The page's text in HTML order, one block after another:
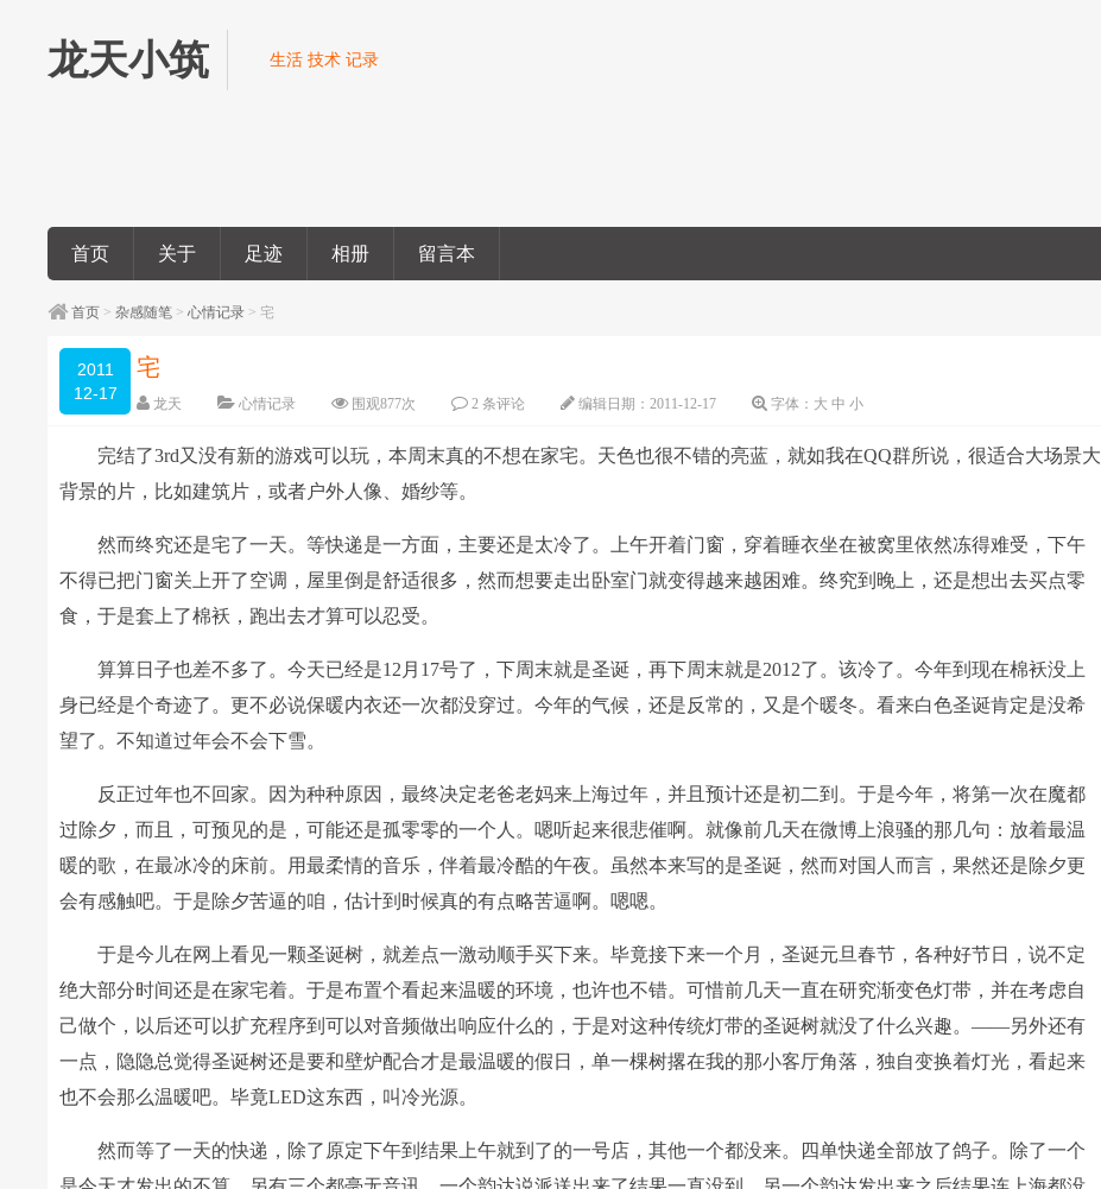
龙天小筑 生活 技术 记录
首页 关于 足迹 相册 留言本
首页 >杂感随笔 >心情记录 > 宅
2011
12-17
宅
龙天 心情记录 围观877次 2 条评论 编辑日期：2011-12-17 字体： 大 中 小
完结了3rd又没有新的游戏可以玩，本周末真的不想在家宅。天色也很不错的亮蓝，就如我在QQ群所说，很适合大场景大
背景的片，比如建筑片，或者户外人像、婚纱等。
然而终究还是宅了一天。等快递是一方面，主要还是太冷了。上午开着门窗，穿着睡衣坐在被窝里依然冻得难受，下午
不得已把门窗关上开了空调，屋里倒是舒适很多，然而想要走出卧室门就变得越来越困难。终究到晚上，还是想出去买点零
食，于是套上了棉袄，跑出去才算可以忍受。
算算日子也差不多了。今天已经是12月17号了，下周末就是圣诞，再下周末就是2012了。该冷了。今年到现在棉袄没上
身已经是个奇迹了。更不必说保暖内衣还一次都没穿过。今年的气候，还是反常的，又是个暖冬。看来白色圣诞肯定是没希
望了。不知道过年会不会下雪。
反正过年也不回家。因为种种原因，最终决定老爸老妈来上海过年，并且预计还是初二到。于是今年，将第一次在魔都
过除夕，而且，可预见的是，可能还是孤零零的一个人。嗯听起来很悲催啊。就像前几天在微博上浪骚的那几句：放着最温
暖的歌，在最冰冷的床前。用最柔情的音乐，伴着最冷酷的午夜。虽然本来写的是圣诞，然而对国人而言，果然还是除夕更
会有感触吧。于是除夕苦逼的咱，估计到时候真的有点略苦逼啊。嗯嗯。
于是今儿在网上看见一颗圣诞树，就差点一激动顺手买下来。毕竟接下来一个月，圣诞元旦春节，各种好节日，说不定
绝大部分时间还是在家宅着。于是布置个看起来温暖的环境，也许也不错。可惜前几天一直在研究渐变色灯带，并在考虑自
己做个，以后还可以扩充程序到可以对音频做出响应什么的，于是对这种传统灯带的圣诞树就没了什么兴趣。——另外还有
一点，隐隐总觉得圣诞树还是要和壁炉配合才是最温暖的假日，单一棵树撂在我的那小客厅角落，独自变换着灯光，看起来
也不会那么温暖吧。毕竟LED这东西，叫冷光源。
然而等了一天的快递，除了原定下午到结果上午就到了的一号店，其他一个都没来。四单快递全部放了鸽子。除了一个